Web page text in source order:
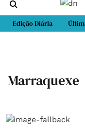
Edição Diária
Marraquexe